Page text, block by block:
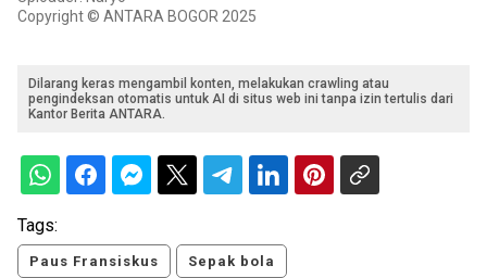
Copyright © ANTARA BOGOR 2025
Dilarang keras mengambil konten, melakukan crawling atau
pengindeksan otomatis untuk AI di situs web ini tanpa izin tertulis dari
Kantor Berita ANTARA.
Tags:
Paus Fransiskus Sepak bola